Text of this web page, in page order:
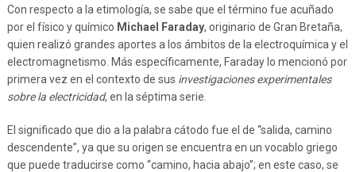
Con respecto a la etimología, se sabe que el término fue acuñado
por el físico y químico Michael Faraday, originario de Gran Bretaña,
quien realizó grandes aportes a los ámbitos de la electroquímica y el
electromagnetismo. Más específicamente, Faraday lo mencionó por
primera vez en el contexto de sus investigaciones experimentales
sobre la electricidad, en la séptima serie.
El significado que dio a la palabra cátodo fue el de “salida, camino
descendente”, ya que su origen se encuentra en un vocablo griego
que puede traducirse como “camino, hacia abajo”; en este caso, se